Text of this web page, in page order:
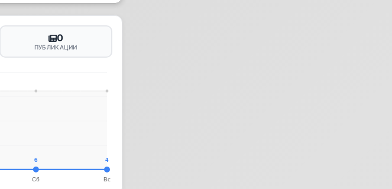
0
ПУБЛИКАЦИИ